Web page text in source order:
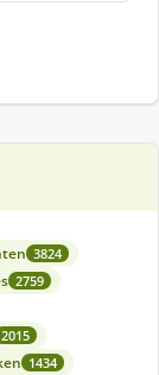
3824
2759
2015
1434